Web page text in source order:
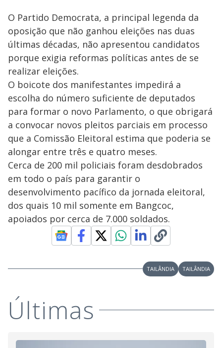
O Partido Democrata, a principal legenda da
oposição que não ganhou eleições nas duas
últimas décadas, não apresentou candidatos
porque exigia reformas políticas antes de se
realizar eleições.
O boicote dos manifestantes impedirá a
escolha do número suficiente de deputados
para formar o novo Parlamento, o que obrigará
a convocar novos pleitos parciais em processo
que a Comissão Eleitoral estima que poderia se
alongar entre três e quatro meses.
Cerca de 200 mil policiais foram desdobrados
em todo o país para garantir o
desenvolvimento pacífico da jornada eleitoral,
dos quais 10 mil somente em Bangcoc,
apoiados por cerca de 7.000 soldados.
TAILÂNDIA TAILÂNDIA
Últimas